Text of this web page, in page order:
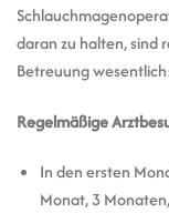
daran zu halten, sind
Betreuung
Regelmäßige
In den ersten
Monat, 3